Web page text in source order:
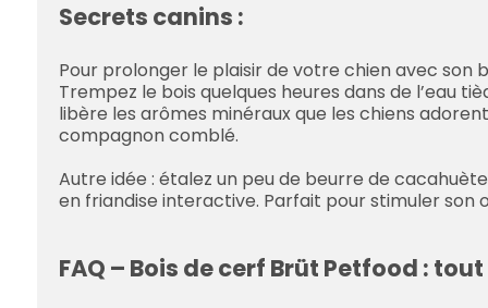
Secrets canins :
Pour prolonger le plaisir de votre chien avec son
Trempez le bois quelques heures dans de l’eau
libère les arômes minéraux que les chiens
compagnon comblé.
Autre idée : étalez un peu de beurre de
en friandise interactive. Parfait pour stimuler son
FAQ – Bois de cerf Brüt Petfood :